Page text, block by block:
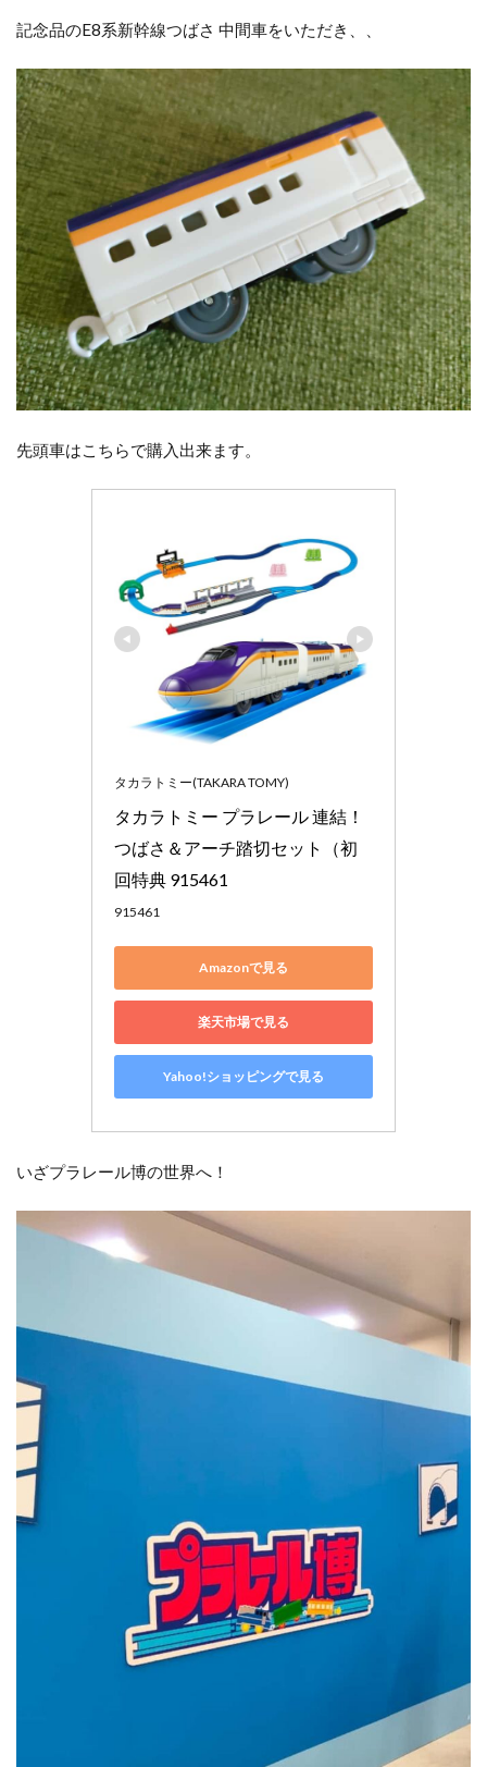
記念品のE8系新幹線つばさ 中間車をいただき、、
先頭車はこちらで購入出来ます。
タカラトミー(TAKARA TOMY)
タカラトミー プラレール 連結！
つばさ＆アーチ踏切セット（初
回特典 915461
915461
Amazonで見る
楽天市場で見る
Yahoo!ショッピングで見る
いざプラレール博の世界へ！